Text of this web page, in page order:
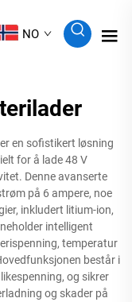
NO
en sofistikert løsning
for å lade 48 V
Denne avanserte
på 6 ampere, noe
inkludert litium-ion,
intelligent
temperatur
består i
og sikrer
og skader på